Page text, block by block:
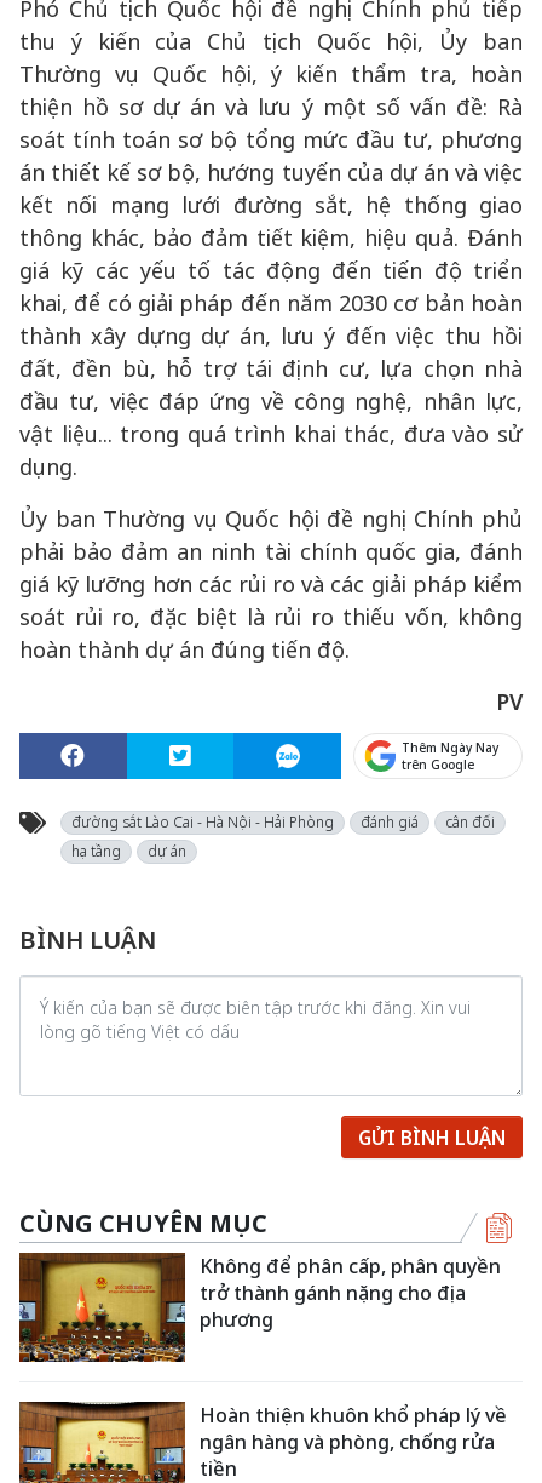
Phó Chủ tịch Quốc hội đề nghị Chính phủ tiếp
thu ý kiến của Chủ tịch Quốc hội, Ủy ban
Thường vụ Quốc hội, ý kiến thẩm tra, hoàn
thiện hồ sơ dự án và lưu ý một số vấn đề: Rà
soát tính toán sơ bộ tổng mức đầu tư, phương
án thiết kế sơ bộ, hướng tuyến của dự án và việc
kết nối mạng lưới đường sắt, hệ thống giao
thông khác, bảo đảm tiết kiệm, hiệu quả. Đánh
giá kỹ các yếu tố tác động đến tiến độ triển
khai, để có giải pháp đến năm 2030 cơ bản hoàn
thành xây dựng dự án, lưu ý đến việc thu hồi
đất, đền bù, hỗ trợ tái định cư, lựa chọn nhà
đầu tư, việc đáp ứng về công nghệ, nhân lực,
vật liệu... trong quá trình khai thác, đưa vào sử
dụng.
Ủy ban Thường vụ Quốc hội đề nghị Chính phủ
phải bảo đảm an ninh tài chính quốc gia, đánh
giá kỹ lưỡng hơn các rủi ro và các giải pháp kiểm
soát rủi ro, đặc biệt là rủi ro thiếu vốn, không
hoàn thành dự án đúng tiến độ.
PV
Thêm Ngày Nay
trên Google
đường sắt Lào Cai - Hà Nội - Hải Phòng đánh giá
cân đối
hạ tầng
dự án
BÌNH LUẬN
GỬI BÌNH LUẬN
CÙNG CHUYÊN MỤC
Không để phân cấp, phân quyền
trở thành gánh nặng cho địa
phương
Hoàn thiện khuôn khổ pháp lý về
ngân hàng và phòng, chống rửa
tiền